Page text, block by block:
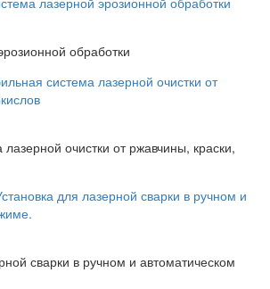
обработки
очистки от ржавчины, краски,
сварки в ручном и автоматическом